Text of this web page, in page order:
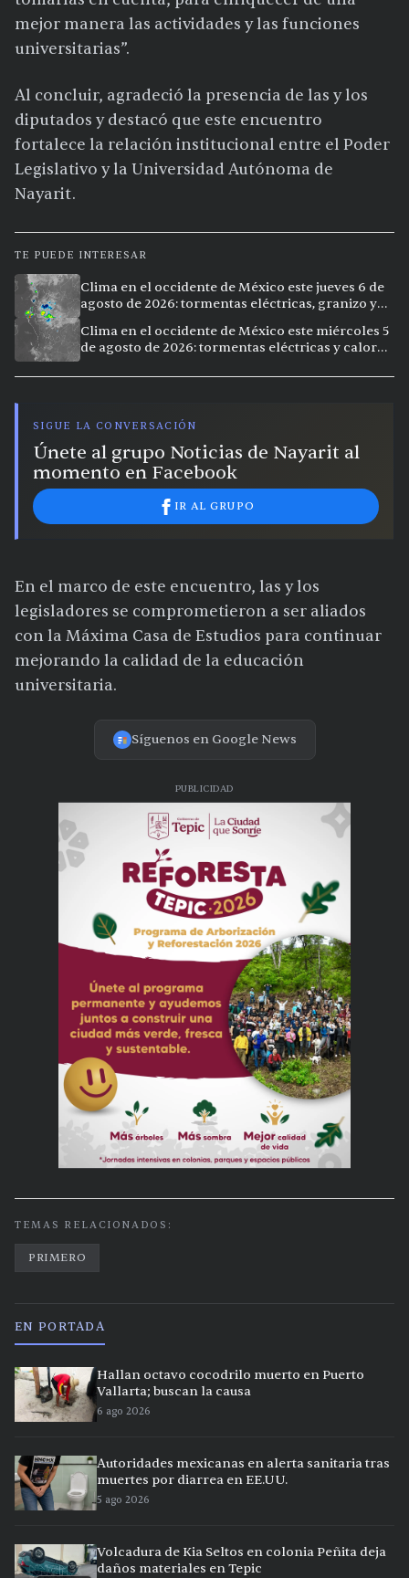
mejor manera las actividades y las funciones
universitarias”.
Al concluir, agradeció la presencia de las y los
diputados y destacó que este encuentro
fortalece la relación institucional entre el Poder
Legislativo y la Universidad Autónoma de
Nayarit.
TE PUEDE INTERESAR
Clima en el occidente de México este jueves 6 de
agosto de 2026: tormentas eléctricas, granizo y
Clima en el occidente de México este miércoles 5
de agosto de 2026: tormentas eléctricas y calor
SIGUE LA CONVERSACIÓN
Únete al grupo Noticias de Nayarit al
momento en Facebook
IR AL GRUPO
En el marco de este encuentro, las y los
legisladores se comprometieron a ser aliados
con la Máxima Casa de Estudios para continuar
mejorando la calidad de la educación
universitaria.
Síguenos en Google News
PUBLICIDAD
TEMAS RELACIONADOS:
PRIMERO
EN PORTADA
Hallan octavo cocodrilo muerto en Puerto
Vallarta; buscan la causa
6 ago 2026
Autoridades mexicanas en alerta sanitaria tras
muertes por diarrea en EE.UU.
5 ago 2026
Volcadura de Kia Seltos en colonia Peñita deja
daños materiales en Tepic